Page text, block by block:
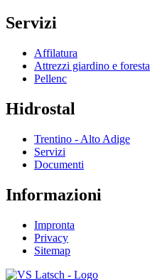
Servizi
Affilatura
Attrezzi giardino e foresta
Pellenc
Hidrostal
Trentino - Alto Adige
Servizi
Documenti
Informazioni
Impronta
Privacy
Sitemap